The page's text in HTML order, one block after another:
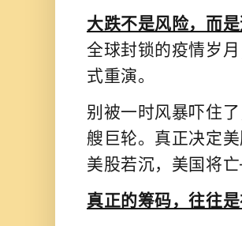
大跌不是风险，而
全球封锁的疫情岁月
式重演。
别被一时风暴吓住了
艘巨轮。真正决定
美股若沉，美国将
真正的筹码，往往